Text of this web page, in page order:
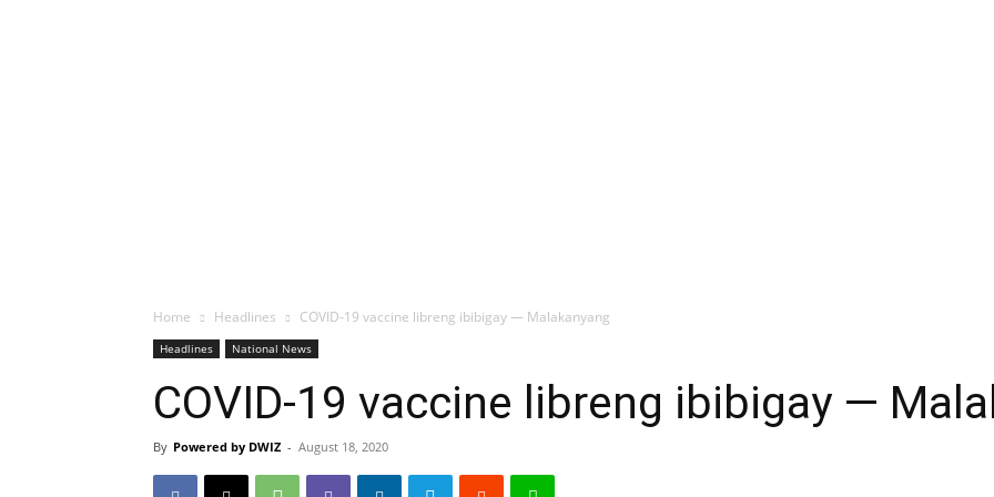
Home Headlines COVID-19 vaccine libreng ibibigay — Malakanyang
Headlines National News
COVID-19 vaccine libreng ibibigay —
By Powered by DWIZ - August 18, 2020